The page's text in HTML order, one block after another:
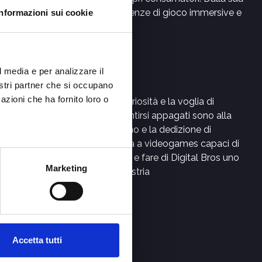
sui cookie
e per analizzare il
partner che si occupano
che ha fornito loro o
Marketing
Accetta tutti
e offrendo agli utenti esperienze di gioco immersive e
il mercato dei la curiosità e la voglia di
sempre oltre senza sentirsi appagati sono alla
del nostro lavoro. L’impegno e la dedizione di
di noi da ogni giorno vita a videogames capaci di
milioni di giocatori e fare di Digital Bros uno
player di riferimento nell’industria